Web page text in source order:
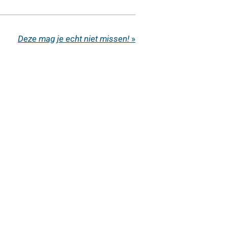
Deze mag je echt niet missen! »